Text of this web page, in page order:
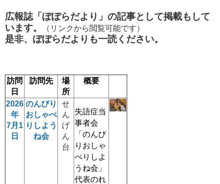
広報誌「ぽぽらだより」の記事として掲載もして
います。
（リンクから閲覧可能です）
是非、ぽぽらだよりも一読ください。
訪問
日
訪問先
場
所
概要
2026
年
7月1
日
のんびり
おしゃべ
りしよう
ね会
せ
ん
げ
ん
台
失語症当
事者会
「のんび
りおしゃ
べりしよ
うね会」
代表のれ